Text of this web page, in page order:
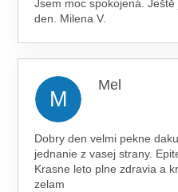
Jsem moc spokojená.
den. Milena V.
M
Mel
Dobry den velmi pekne
jednanie z vasej strany.
Krasne leto plne zdravia a
zelam